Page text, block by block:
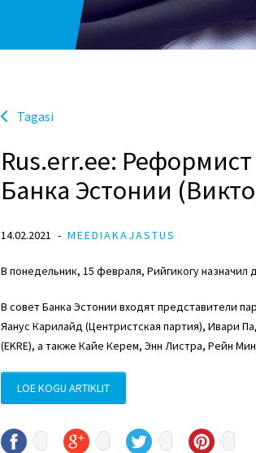
Tagasi
Rus.err.ee:
Банка Эстонии
14.02.2021 MEEDIAKAJASTUS
В понедельник, 15 февраля, Рийгикогу
В совет Банка Эстонии входят представители
Яанус Карилайд (Центристская партия), Ивари
(EKRE), а также Кайе Керем, Энн Листра, Рейн
LOE KOGU ARTIKLIT